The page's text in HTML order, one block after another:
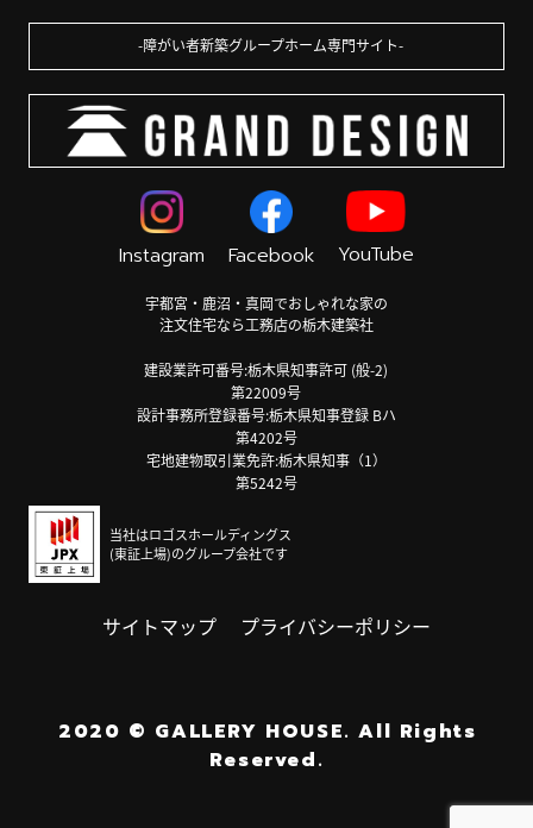
障がい者新築グループホーム専門サイト
Instagram Facebook YouTube
宇都宮・鹿沼・真岡でおしゃれな家の
注文住宅なら工務店の栃木建築社
建設業許可番号:栃木県知事許可 (般-2)
第22009号
設計事務所登録番号:栃木県知事登録 Bハ
第4202号
宅地建物取引業免許:栃木県知事（1）
第5242号
当社はロゴスホールディングス
(東証上場)のグループ会社です
サイトマップ プライバシーポリシー
2020 © GALLERY HOUSE. All Rights
Reserved.